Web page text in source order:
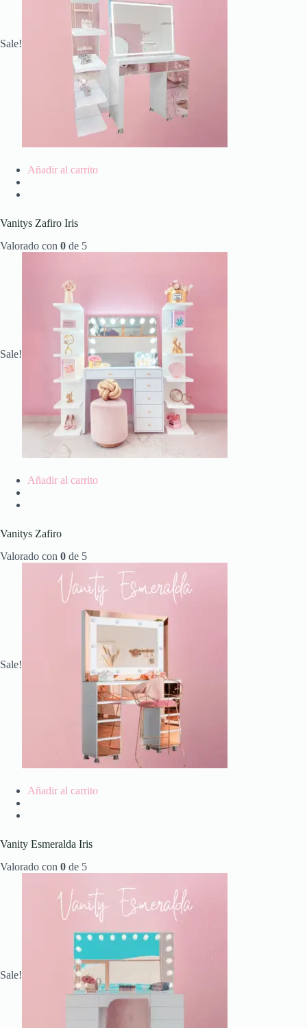
Sale!
Añadir al carrito
Vanitys Zafiro Iris
Valorado con 0 de 5
Sale!
Añadir al carrito
Vanitys Zafiro
Valorado con 0 de 5
Sale!
Añadir al carrito
Vanity Esmeralda Iris
Valorado con 0 de 5
Sale!